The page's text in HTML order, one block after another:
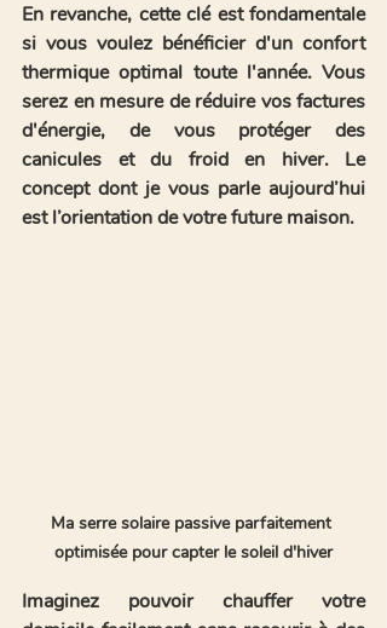
En revanche, cette clé est fondamentale
si vous voulez bénéficier d'un confort
thermique optimal toute l'année. Vous
serez en mesure de réduire vos factures
d'énergie, de vous protéger des
canicules et du froid en hiver. Le
concept dont je vous parle aujourd’hui
est l’orientation de votre future maison.
Ma serre solaire passive parfaitement
optimisée pour capter le soleil d'hiver
Imaginez pouvoir chauffer votre